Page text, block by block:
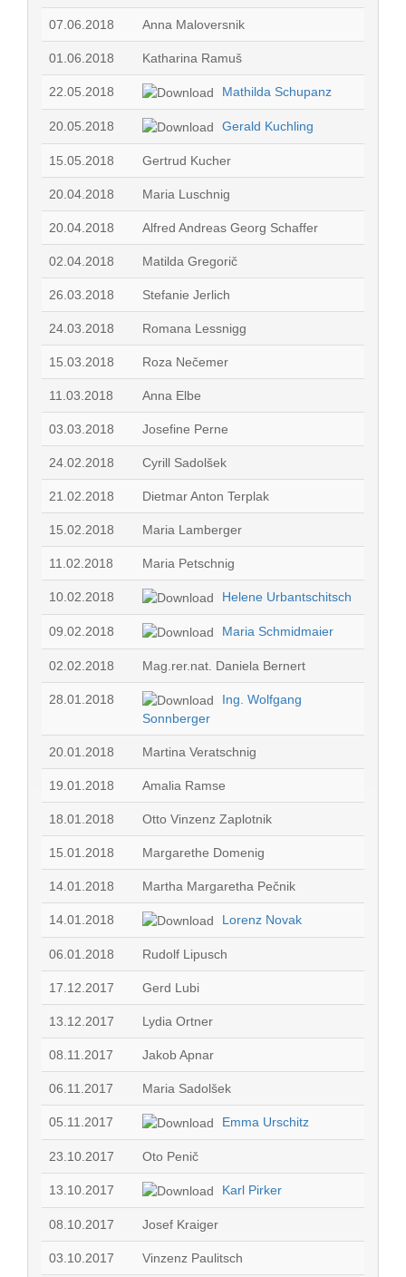
07.06.2018 Anna Maloversnik
01.06.2018 Katharina Ramuš
22.05.2018 Mathilda Schupanz
20.05.2018 Gerald Kuchling
15.05.2018 Gertrud Kucher
20.04.2018 Maria Luschnig
20.04.2018 Alfred Andreas Georg Schaffer
02.04.2018 Matilda Gregorič
26.03.2018 Stefanie Jerlich
24.03.2018 Romana Lessnigg
15.03.2018 Roza Nečemer
11.03.2018 Anna Elbe
03.03.2018 Josefine Perne
24.02.2018 Cyrill Sadolšek
21.02.2018 Dietmar Anton Terplak
15.02.2018 Maria Lamberger
11.02.2018 Maria Petschnig
10.02.2018 Helene Urbantschitsch
09.02.2018 Maria Schmidmaier
02.02.2018 Mag.rer.nat. Daniela Bernert
28.01.2018
Ing. Wolfgang
Sonnberger
20.01.2018 Martina Veratschnig
19.01.2018 Amalia Ramse
18.01.2018 Otto Vinzenz Zaplotnik
15.01.2018 Margarethe Domenig
14.01.2018 Martha Margaretha Pečnik
14.01.2018 Lorenz Novak
06.01.2018 Rudolf Lipusch
17.12.2017 Gerd Lubi
13.12.2017 Lydia Ortner
08.11.2017 Jakob Apnar
06.11.2017 Maria Sadolšek
05.11.2017 Emma Urschitz
23.10.2017 Oto Penič
13.10.2017 Karl Pirker
08.10.2017 Josef Kraiger
03.10.2017 Vinzenz Paulitsch